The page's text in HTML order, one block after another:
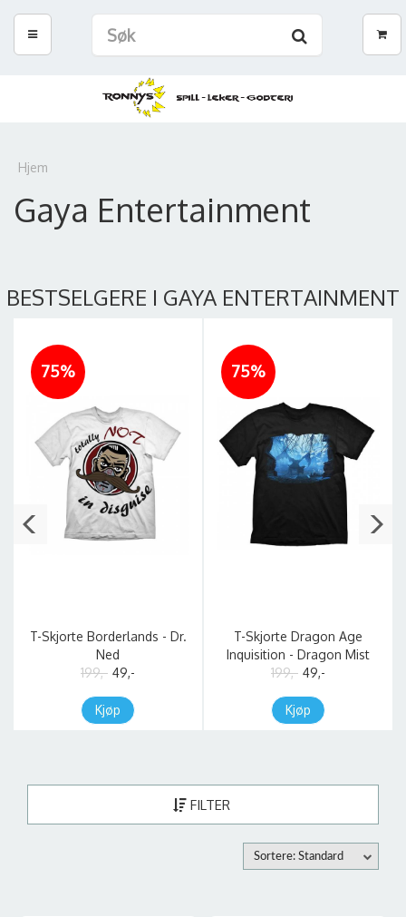
Hjem
Gaya Entertainment
BESTSELGERE I GAYA ENTERTAINMENT
75%
T-Skjorte Borderlands - Dr.
Ned
199,- 49,-
Kjøp
75%
T-Skjorte Dragon Age
Inquisition - Dragon Mist
199,- 49,-
Kjøp
FILTER
Sortere: Standard